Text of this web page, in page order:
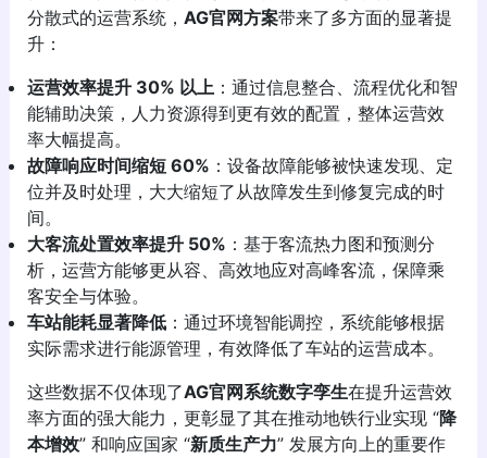
分散式的运营系统， AG官网方案带来了多方面的显著提
升：
运营效率提升 30% 以上：通过信息整合、流程优化和智
能辅助决策，人力资源得到更有效的配置，整体运营效
率大幅提高。
故障响应时间缩短 60% ：设备故障能够被快速发现、定
位并及时处理，大大缩短了从故障发生到修复完成的时
间。
大客流处置效率提升 50% ：基于客流热力图和预测分
析，运营方能够更从容、高效地应对高峰客流，保障乘
客安全与体验。
车站能耗显著降低：通过环境智能调控，系统能够根据
实际需求进行能源管理，有效降低了车站的运营成本。
这些数据不仅体现了AG官网系统数字孪生在提升运营效
率方面的强大能力，更彰显了其在推动地铁行业实现 “降
本增效” 和响应国家 “新质生产力” 发展方向上的重要作